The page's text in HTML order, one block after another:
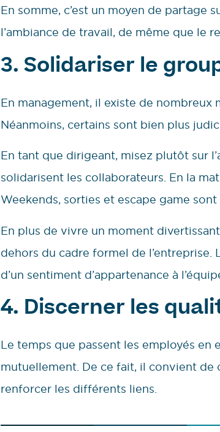
En somme, c’est un moyen de partage
l’ambiance de travail, de même que le
3. Solidariser le
En management, il existe de nombreux
Néanmoins, certains sont bien plus
En tant que dirigeant, misez plutôt sur
solidarisent les collaborateurs. En la
Weekends, sorties et escape game
En plus de vivre un moment
dehors du cadre formel de
d’un sentiment d’appartenance à
4. Discerner les
Le temps que passent les employés
mutuellement. De ce fait, il convient
renforcer les différents liens.